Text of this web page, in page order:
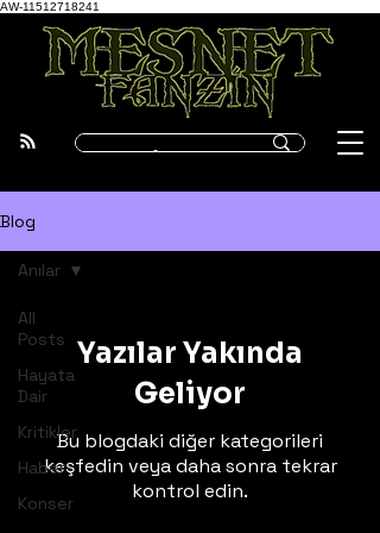
AW-11512718241
Blog
All
Posts
Hayata
Dair
Kritikler
Haber
Konser
Anılar
Yazılar Yakında
Geliyor
Bu blogdaki diğer kategorileri
keşfedin veya daha sonra tekrar
kontrol edin.